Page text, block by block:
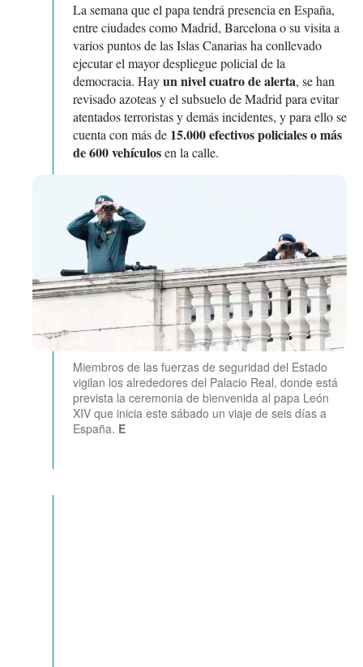
La semana que el papa tendrá presencia en España,
entre ciudades como Madrid, Barcelona o su visita a
varios puntos de las Islas Canarias ha conllevado
ejecutar el mayor despliegue policial de la
democracia. Hayun nivel cuatro de alerta, se han
revisado azoteas y el subsuelo de Madrid para evitar
atentados terroristas y demás incidentes, y para ello se
cuenta con más de 15.000 efectivos policiales o más
de 600 vehículosen la calle.
Miembros de las fuerzas de seguridad del Estado
vigilan los alrededores del Palacio Real, donde está
prevista la ceremonia de bienvenida al papa León
XIV que inicia este sábado un viaje de seis días a
España. E